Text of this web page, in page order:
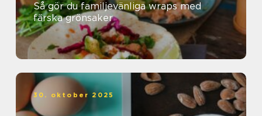
Så gör du familjevänliga wraps med
färska grönsaker
30. oktober 2025